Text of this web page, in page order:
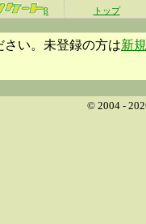
β トップ
さい。未登録の方は新
© 2004 -